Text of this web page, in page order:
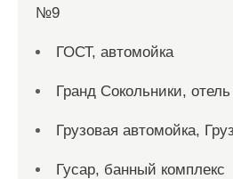
№9
ГОСТ, автомойка
Гранд Сокольники, отель
Грузовая автомойка,
Гусар, банный комплекс